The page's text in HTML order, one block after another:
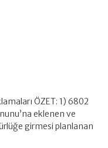
ÖZET: 1) 6802
eklenen ve
girmesi planlanan